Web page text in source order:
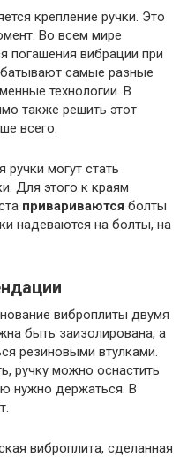
крепление ручки. Это
Во всем мире
погашения вибрации при
самые разные
технологии. В
также решить этот
всего.
могут стать
Для этого к краям
привариваются болты
надеваются на болты, на
виброплиты двумя
быть заизолирована, а
резиновыми втулками.
ручку можно оснастить
нужно держаться. В
виброплита, сделанная